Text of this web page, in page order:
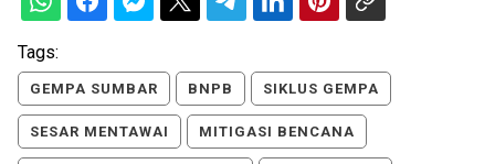
Tags:
GEMPA SUMBAR BNPB SIKLUS GEMPA
SESAR MENTAWAI MITIGASI BENCANA